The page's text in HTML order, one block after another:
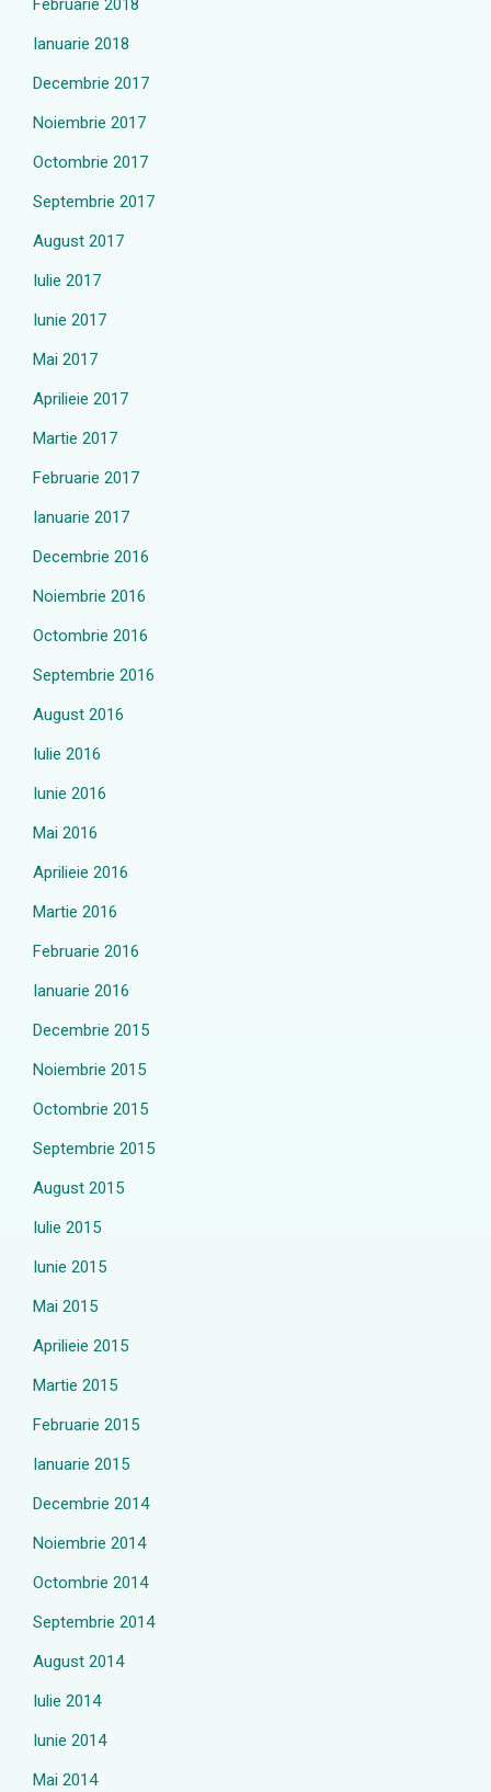
Februarie 2018
Ianuarie 2018
Decembrie 2017
Noiembrie 2017
Octombrie 2017
Septembrie 2017
August 2017
Iulie 2017
Iunie 2017
Mai 2017
Aprilieie 2017
Martie 2017
Februarie 2017
Ianuarie 2017
Decembrie 2016
Noiembrie 2016
Octombrie 2016
Septembrie 2016
August 2016
Iulie 2016
Iunie 2016
Mai 2016
Aprilieie 2016
Martie 2016
Februarie 2016
Ianuarie 2016
Decembrie 2015
Noiembrie 2015
Octombrie 2015
Septembrie 2015
August 2015
Iulie 2015
Iunie 2015
Mai 2015
Aprilieie 2015
Martie 2015
Februarie 2015
Ianuarie 2015
Decembrie 2014
Noiembrie 2014
Octombrie 2014
Septembrie 2014
August 2014
Iulie 2014
Iunie 2014
Mai 2014